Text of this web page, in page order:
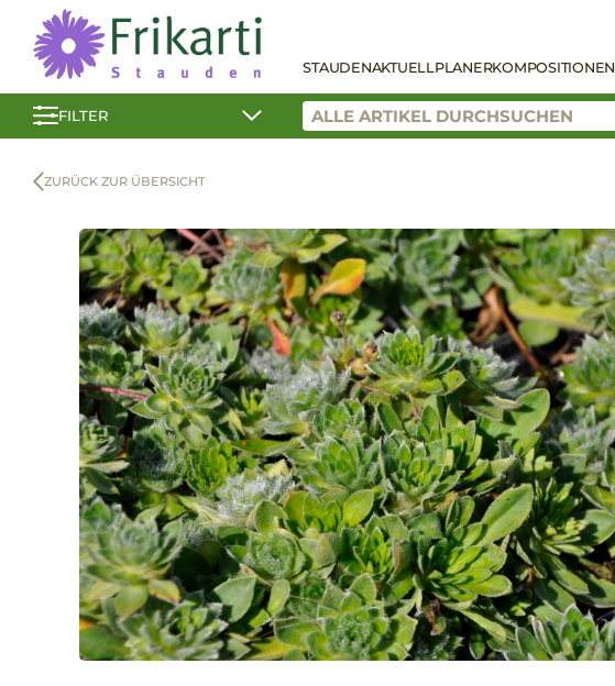
STAUDENAKTUELLPLANERKOMPOSITIONEN
FILTER
ZURÜCK ZUR ÜBERSICHT